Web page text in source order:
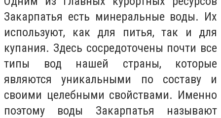
Закарпатья есть минеральные воды. Их
используют, как для питья, так и для
купания. Здесь сосредоточены почти все
типы вод нашей страны, которые
являются уникальными по составу и
своими целебными свойствами. Именно
поэтому воды Закарпатья называют